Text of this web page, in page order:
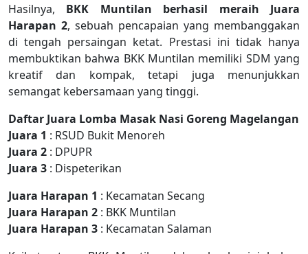
Hasilnya, BKK Muntilan berhasil meraih Juara
Harapan 2, sebuah pencapaian yang membanggakan
di tengah persaingan ketat. Prestasi ini tidak hanya
membuktikan bahwa BKK Muntilan memiliki SDM yang
kreatif dan kompak, tetapi juga menunjukkan
semangat kebersamaan yang tinggi.
Daftar Juara Lomba Masak Nasi Goreng Magelangan
Juara 1 : RSUD Bukit Menoreh
Juara 2 : DPUPR
Juara 3 : Dispeterikan
Juara Harapan 1 : Kecamatan Secang
Juara Harapan 2 : BKK Muntilan
Juara Harapan 3 : Kecamatan Salaman